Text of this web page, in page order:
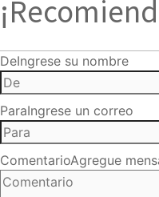
DeIngrese su nombre
ParaIngrese un correo
ComentarioAgregue